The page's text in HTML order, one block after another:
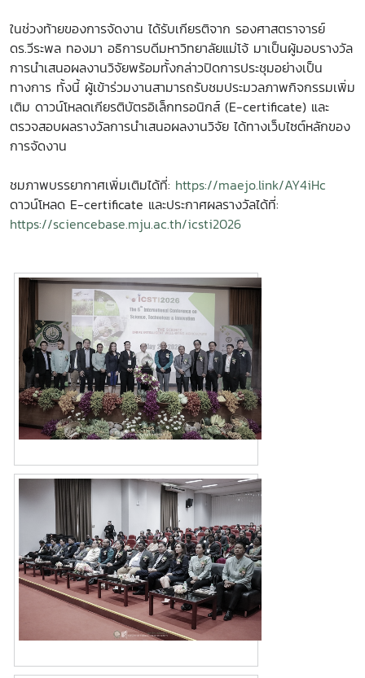
ในช่วงท้ายของการจัดงาน ได้รับเกียรติจาก รองศาสตราจารย์
ดร.วีระพล ทองมา อธิการบดีมหาวิทยาลัยแม่โจ้ มาเป็นผู้มอบรางวัล
การนำเสนอผลงานวิจัยพร้อมทั้งกล่าวปิดการประชุมอย่างเป็น
ทางการ ทั้งนี้ ผู้เข้าร่วมงานสามารถรับชมประมวลภาพกิจกรรมเพิ่ม
เติม ดาวน์โหลดเกียรติบัตรอิเล็กทรอนิกส์ (E-certificate) และ
ตรวจสอบผลรางวัลการนำเสนอผลงานวิจัย ได้ทางเว็บไซต์หลักของ
การจัดงาน
ชมภาพบรรยากาศเพิ่มเติมได้ที่: https://maejo.link/AY4iHc
ดาวน์โหลด E-certificate และประกาศผลรางวัลได้ที่:
https://sciencebase.mju.ac.th/icsti2026